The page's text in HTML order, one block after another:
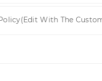
(edit With The